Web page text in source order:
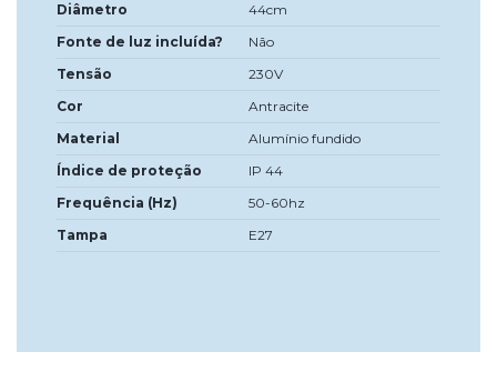
Diâmetro
44cm
Fonte de luz incluída?
Não
Tensão
230V
Cor
Antracite
Material
Alumínio fundido
Índice de proteção
IP 44
Frequência (Hz)
50-60hz
Tampa
E27